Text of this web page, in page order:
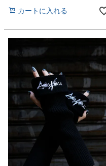
カートに入れる